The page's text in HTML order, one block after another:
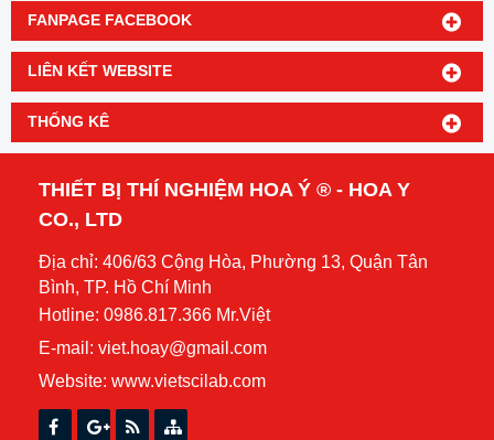
FANPAGE FACEBOOK
LIÊN KẾT WEBSITE
THỐNG KÊ
THIẾT BỊ THÍ NGHIỆM HOA Ý ® - HOA Y
CO., LTD
Địa chỉ: 406/63 Cộng Hòa, Phường 13, Quận Tân
Bình, TP. Hồ Chí Minh
Hotline: 0986.817.366 Mr.Việt
E-mail: viet.hoay@gmail.com
Website: www.vietscilab.com